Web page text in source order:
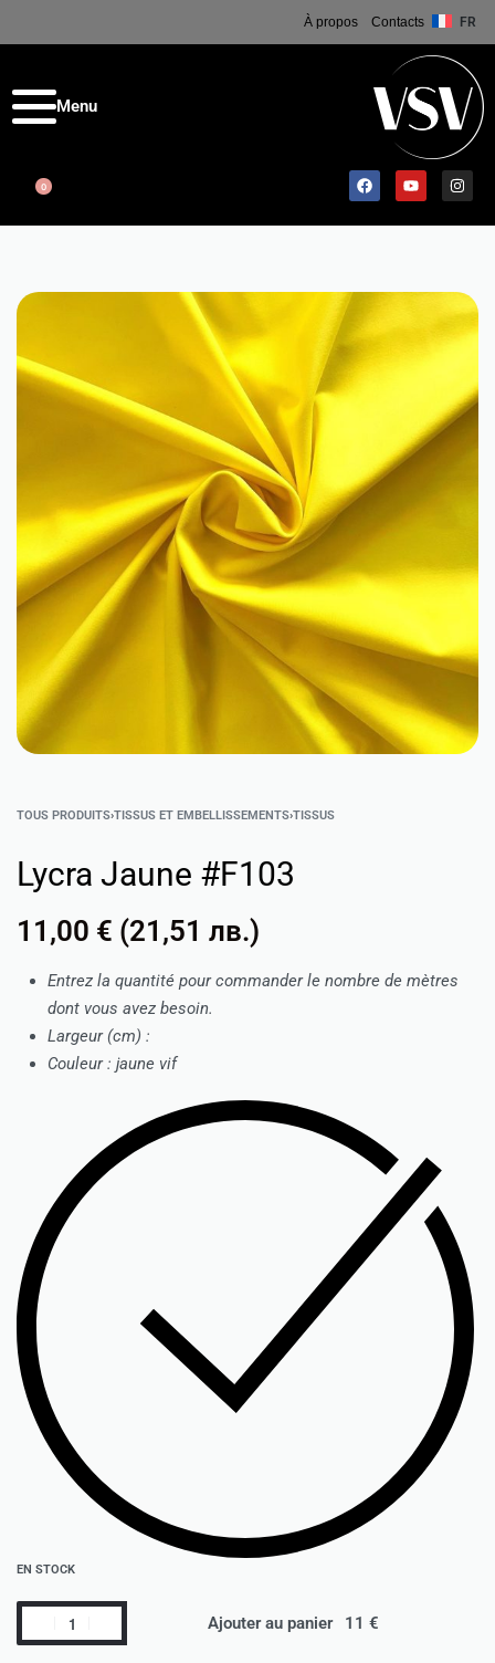
À propos Contacts FR
0
TOUS PRODUITS›TISSUS ET EMBELLISSEMENTS›TISSUS
Lycra Jaune #F103
11,00 € (21,51 лв.)
Entrez la quantité pour commander le nombre de mètres
dont vous avez besoin.
Largeur (cm) :
Couleur : jaune vif
EN STOCK
Ajouter au panier